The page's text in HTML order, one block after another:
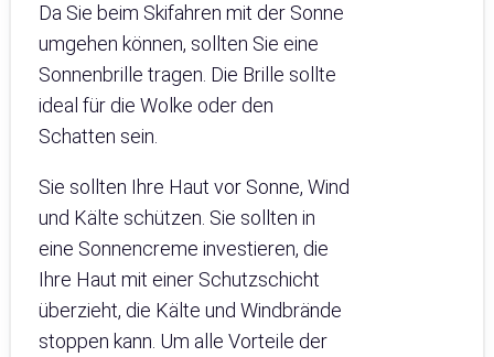
Da Sie beim Skifahren mit der Sonne
umgehen können, sollten Sie eine
Sonnenbrille tragen. Die Brille sollte
ideal für die Wolke oder den
Schatten sein.
Sie sollten Ihre Haut vor Sonne, Wind
und Kälte schützen. Sie sollten in
eine Sonnencreme investieren, die
Ihre Haut mit einer Schutzschicht
überzieht, die Kälte und Windbrände
stoppen kann. Um alle Vorteile der